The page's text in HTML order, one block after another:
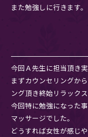
また勉強しに行きます。
今回Ａ先生に担当頂き
まずカウンセリングか
ング頂き終始リラック
今回特に勉強になった
マッサージでした。
どうすれば女性が感じ